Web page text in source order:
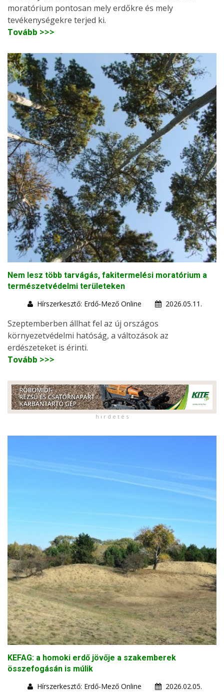
moratórium pontosan mely erdőkre és mely
tevékenységekre terjed ki.
Tovább >>>
Nem lesz több tarvágás, fakitermelési moratórium a
természetvédelmi területeken
Hírszerkesztő: Erdő-Mező Online
2026.05.11.
Szeptemberben állhat fel az új országos
környezetvédelmi hatóság, a változások az
erdészeteket is érinti.
Tovább >>>
h i r d e t é s
KEFAG: a homoki erdő jövője a szakemberek
összefogásán is múlik
Hírszerkesztő: Erdő-Mező Online
2026.02.05.